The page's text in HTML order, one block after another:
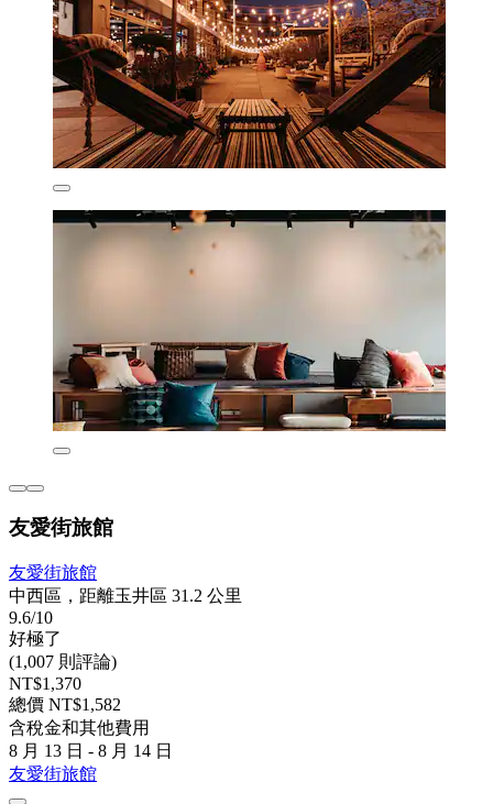
友愛街旅館
友愛街旅館
中西區，距離玉井區 31.2 公里
9.6/10
好極了
(1,007 則評論)
NT$1,370
總價 NT$1,582
含稅金和其他費用
8 月 13 日 - 8 月 14 日
友愛街旅館